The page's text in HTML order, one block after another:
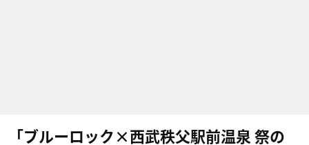
「ブルーロック×西武秩父駅前温泉 祭の